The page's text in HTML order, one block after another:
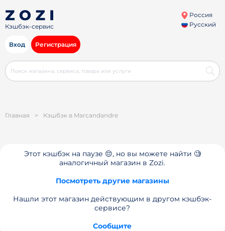
Кэшбэк-сервис
Россия
Русский
Вход Регистрация
Главная > Кэшбэк в Marcandandre
Этот кэшбэк на паузе 😔, но вы можете найти 🧐
аналогичный магазин в Zozi.
Посмотреть другие магазины
Нашли этот магазин действующим в другом кэшбэк-
сервисе?
Сообщите